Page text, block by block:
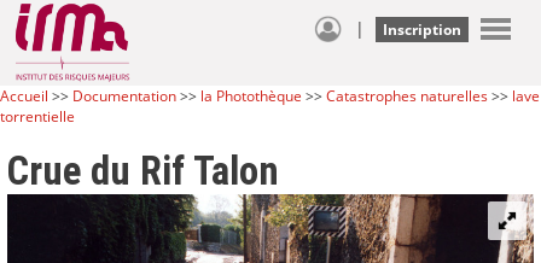
| Inscription
Accueil >> Documentation>> la Photothèque >>Catastrophes naturelles>> lave
torrentielle
Crue du Rif Talon